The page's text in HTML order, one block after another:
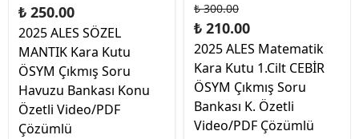
₺ 250.00
2025 ALES SÖZEL
MANTIK Kara Kutu
ÖSYM Çıkmış Soru
Havuzu Bankası Konu
Özetli Video/PDF
Çözümlü
₺ 300.00
₺ 210.00
2025 ALES Matematik
Kara Kutu 1.Cilt CEBİR
ÖSYM Çıkmış Soru
Bankası K. Özetli
Video/PDF Çözümlü